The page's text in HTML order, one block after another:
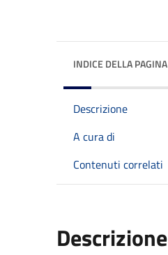
INDICE DELLA PAGINA
Descrizione
A cura di
Contenuti correlati
Descrizione